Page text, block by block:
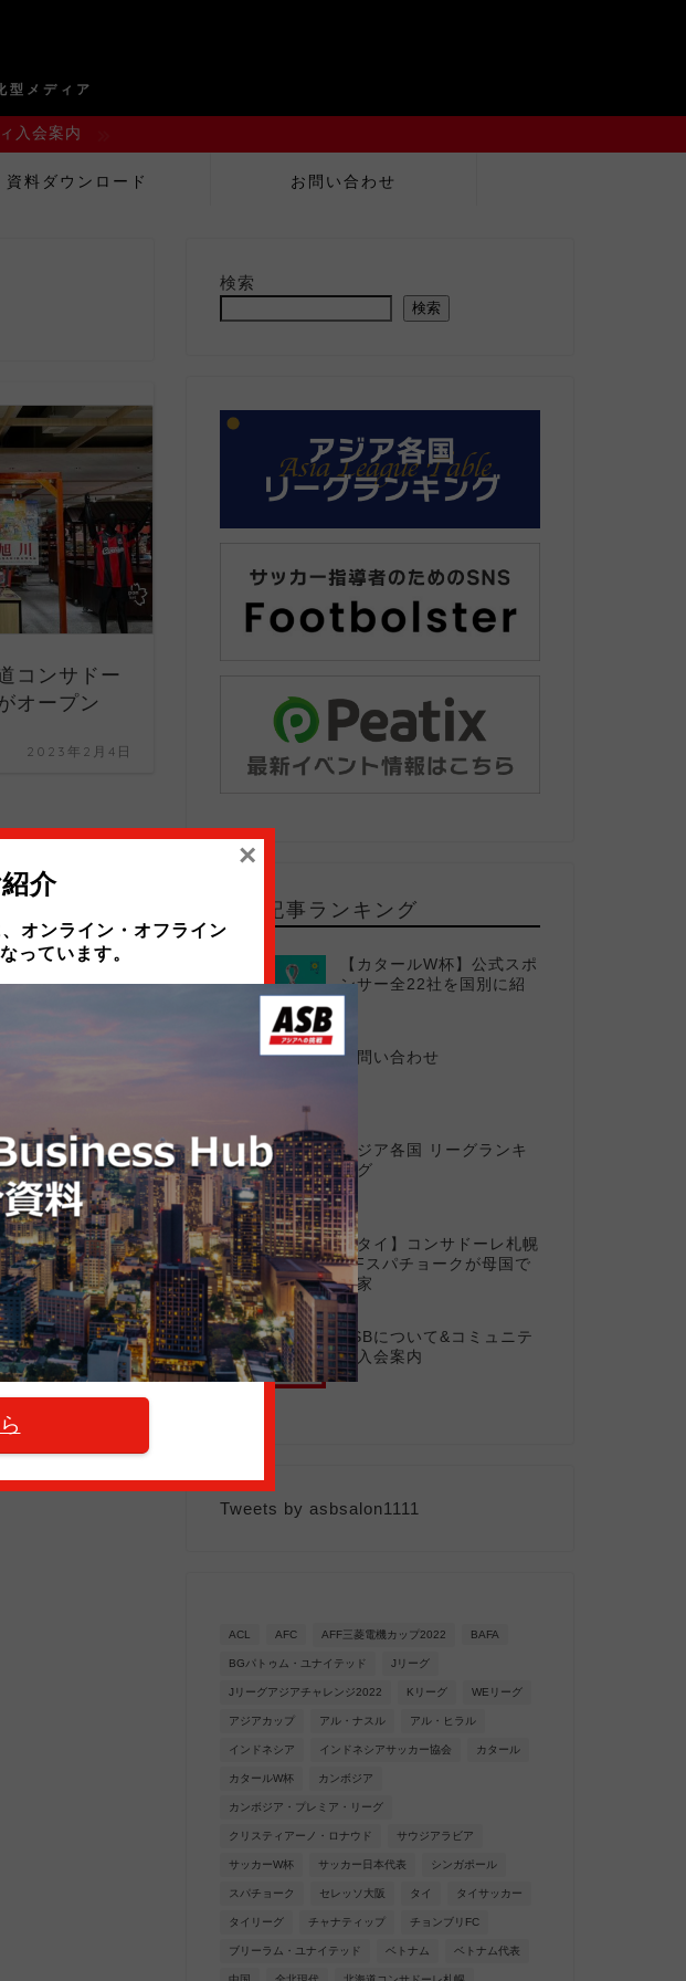
入会案内
資料ダウンロード お問い合わせ
コンサドー
オープン
2023年2月4日
検索
検索
人気記事ランキング
【カタールW杯】公式スポ
ンサー全22社を国別に紹
お問い合わせ
3
アジア各国 リーグランキ
ング
4
【タイ】コンサドーレ札幌
MFスパチョークが母国で
出家
5
ASBについて&コミュニテ
ィ入会案内
Tweets by asbsalon1111
ACL AFC AFF三菱電機カップ2022 BAFA
BGパトゥム・ユナイテッド Jリーグ
Jリーグアジアチャレンジ2022 Kリーグ WEリーグ
アジアカップ アル・ナスル アル・ヒラル
インドネシア インドネシアサッカー協会 カタール
カタールW杯 カンボジア
カンボジア・プレミア・リーグ
クリスティアーノ・ロナウド サウジアラビア
サッカーW杯 サッカー日本代表 シンガポール
スパチョーク セレッソ大阪 タイ タイサッカー
タイリーグ チャナティップ チョンブリFC
ブリーラム・ユナイテッド ベトナム ベトナム代表
介
オンライン・オフライン
っています。
×